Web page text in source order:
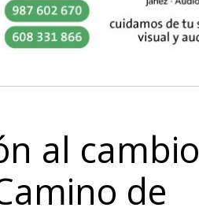
al cambio
de